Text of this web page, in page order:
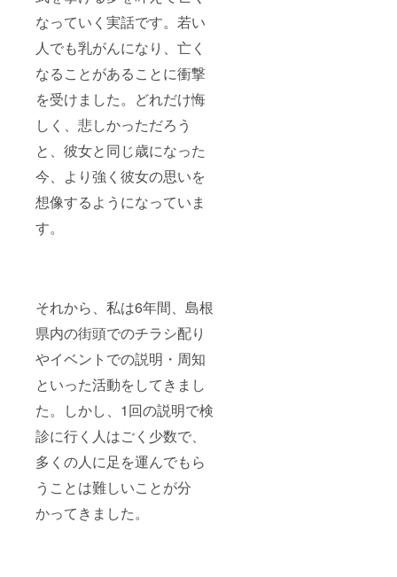
なっていく実話です。若い
人でも乳がんになり、亡く
なることがあることに衝撃
を受けました。どれだけ悔
しく、悲しかっただろう
と、彼女と同じ歳になった
今、より強く彼女の思いを
想像するようになっていま
す。
それから、私は6年間、島根
県内の街頭でのチラシ配り
やイベントでの説明・周知
といった活動をしてきまし
た。しかし、1回の説明で検
診に行く人はごく少数で、
多くの人に足を運んでもら
うことは難しいことが分
かってきました。